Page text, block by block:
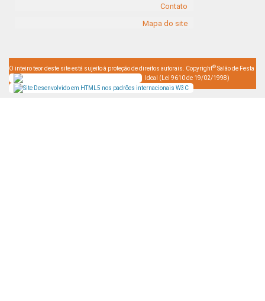
Contato
Mapa do site
O inteiro teor deste site está sujeito à proteção de direitos autorais. Copyright© Salão de Festa
Ideal (Lei 9610 de 19/02/1998)